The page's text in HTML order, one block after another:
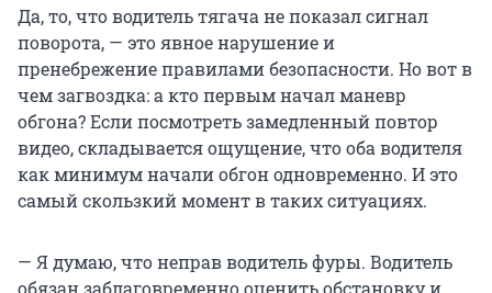
Да, то, что водитель тягача не показал сигнал
поворота, — это явное нарушение и
пренебрежение правилами безопасности. Но вот в
чем загвоздка: а кто первым начал маневр
обгона? Если посмотреть замедленный повтор
видео, складывается ощущение, что оба водителя
как минимум начали обгон одновременно. И это
самый скользкий момент в таких ситуациях.
— Я думаю, что неправ водитель фуры. Водитель
обязан заблаговременно оценить обстановку и